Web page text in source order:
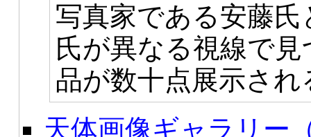
写真家である安藤
氏が異なる視線で
品が数十点展示され
天体画像ギャラリー